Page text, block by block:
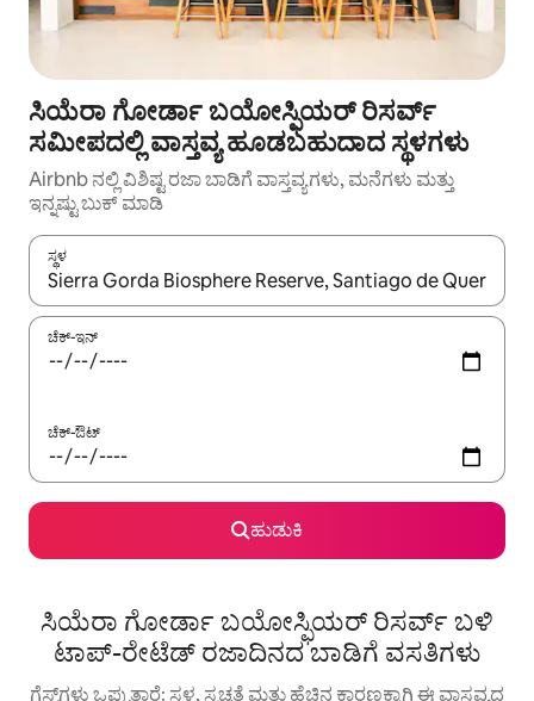
ಸಿಯೆರಾ ಗೋರ್ಡಾ ಬಯೋಸ್ಫಿಯರ್ ರಿಸರ್ವ್
ಸಮೀಪದಲ್ಲಿ ವಾಸ್ತವ್ಯ ಹೂಡಬಹುದಾದ ಸ್ಥಳಗಳು
Airbnb ನಲ್ಲಿ ವಿಶಿಷ್ಟ ರಜಾ ಬಾಡಿಗೆ ವಾಸ್ತವ್ಯಗಳು, ಮನೆಗಳು ಮತ್ತು
ಇನ್ನಷ್ಟು ಬುಕ್ ಮಾಡಿ
ಸ್ಥಳ
ಫಲಿತಾಂಶಗಳು ಲಭ್ಯವಿರುವಾಗ, ಅಪ್ ಮತ್ತು ಡೌನ್ ಬಾಣದ ಕೀಲಿಗಳೊಂದಿಗೆ
ಚೆಕ್-ಇನ್
ಚೆಕ್-ಔಟ್
ಹುಡುಕಿ
ಸಿಯೆರಾ ಗೋರ್ಡಾ ಬಯೋಸ್ಫಿಯರ್ ರಿಸರ್ವ್ ಬಳಿ
ಟಾಪ್-ರೇಟೆಡ್ ರಜಾದಿನದ ಬಾಡಿಗೆ ವಸತಿಗಳು
ಗೆಸ್ಟ್‌ಗಳು ಒಪ್ಪುತ್ತಾರೆ: ಸ್ಥಳ, ಸ್ವಚ್ಛತೆ ಮತ್ತು ಹೆಚ್ಚಿನ ಕಾರಣಕ್ಕಾಗಿ ಈ ವಾಸ್ತವ್ಯದ